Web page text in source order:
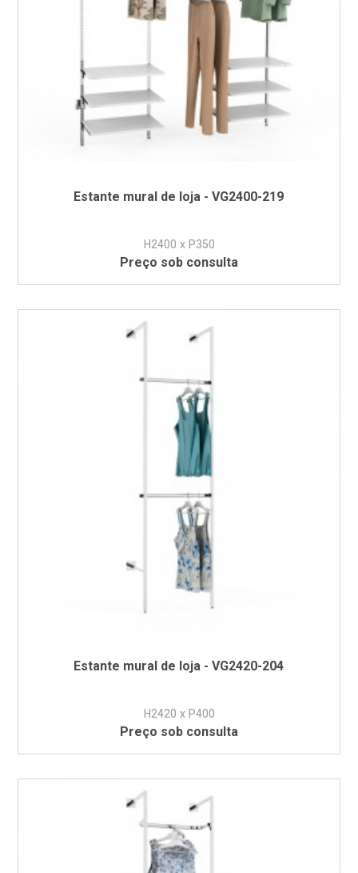
Estante mural de loja - VG2400-219
H2400 x P350
Preço sob consulta
Estante mural de loja - VG2420-204
H2420 x P400
Preço sob consulta